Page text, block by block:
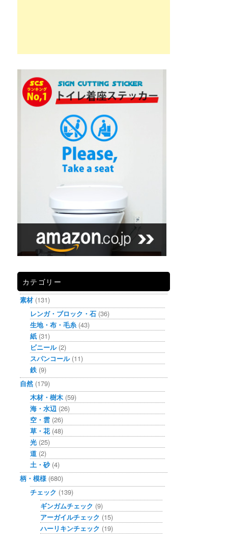
カテゴリー
素材 (131)
レンガ・ブロック・石 (36)
生地・布・毛糸(43)
紙 (31)
ビニール(2)
スパンコール(11)
鉄 (9)
自然 (179)
木材・樹木 (59)
海・水辺 (26)
空・雲 (26)
草・花(48)
光 (25)
道 (2)
土・砂(4)
柄・模様 (680)
チェック (139)
ギンガムチェック (9)
アーガイルチェック (15)
ハーリキンチェック (19)